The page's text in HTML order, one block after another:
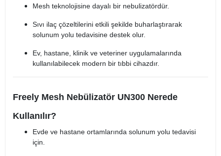
Mesh teknolojisine dayalı bir nebulizatördür.
Sıvı ilaç çözeltilerini etkili şekilde buharlaştırarak
solunum yolu tedavisine destek olur.
Ev, hastane, klinik ve veteriner uygulamalarında
kullanılabilecek modern bir tıbbi cihazdır.
Freely Mesh Nebülizatör UN300 Nerede
Kullanılır?
Evde ve hastane ortamlarında solunum yolu tedavisi
için.